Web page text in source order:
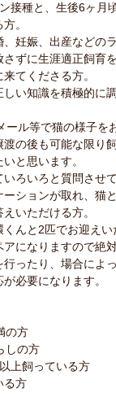
接種と、生後6ヶ月
。
、妊娠、出産などの
ずに生涯適正飼育
てくださる方。
しい知識を積極的に
ール等で猫の様子を
の後も可能な限り
と思います。
いろいろと質問させ
ションが取れ、猫
いただける方。
くんと2匹でお迎え
アになりますので絶
行ったり、場合によ
必要になります。
の方
しの方
上飼っている方
る方